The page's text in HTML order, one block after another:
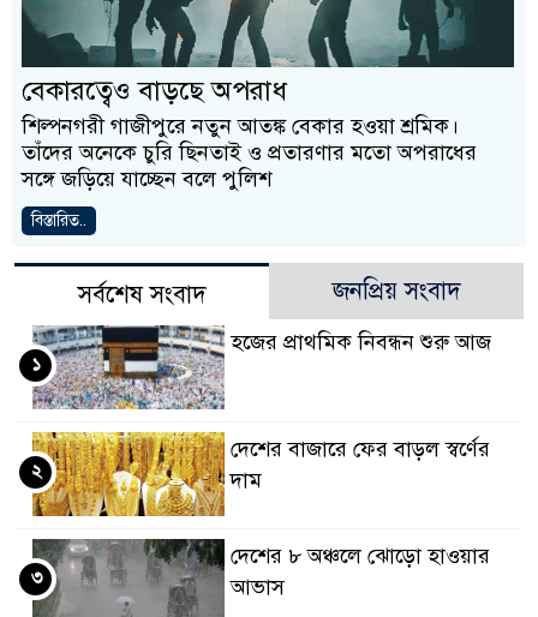
বেকারত্বেও বাড়ছে অপরাধ
শিল্পনগরী গাজীপুরে নতুন আতঙ্ক বেকার হওয়া শ্রমিক।
তাঁদের অনেকে চুরি ছিনতাই ও প্রতারণার মতো অপরাধের
সঙ্গে জড়িয়ে যাচ্ছেন বলে পুলিশ
বিস্তারিত..
সর্বশেষ সংবাদ জনপ্রিয় সংবাদ
হজের প্রাথমিক নিবন্ধন শুরু আজ
১
দেশের বাজারে ফের বাড়ল স্বর্ণের
দাম
২
দেশের ৮ অঞ্চলে ঝোড়ো হাওয়ার
আভাস
৩